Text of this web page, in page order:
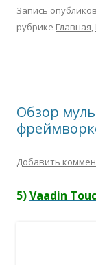
Запись
рубрике Главная,
Обзор
Добавить
5)Vaadin